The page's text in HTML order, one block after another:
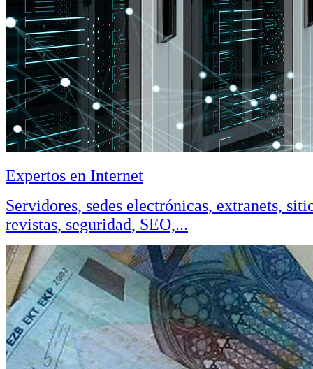
Expertos en Internet
Servidores, sedes electrónicas, extranets,
revistas, seguridad, SEO,...